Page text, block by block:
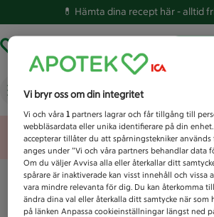
💊 Hämta dina recept här -alltid
Vad letar du efter idag?
Unknown error
Vi bryr oss om din integritet
Vi och våra1 partners lagrar och får tillgång till
webbläsardata eller unika identifierare på din
accepterar tillåter du att spårningstekniker
anges under ”Vi och våra partners behandlar data
Om du väljer Avvisa alla eller återkallar ditt
spårare är inaktiverade kan visst innehåll och vissa
vara mindre relevanta för dig. Du kan återkomma
ändra dina val eller återkalla ditt samtycke när som
på länken Anpassa cookieinställningar längst ned